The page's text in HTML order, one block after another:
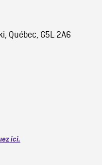
Québec, G5L 2A6
ici.